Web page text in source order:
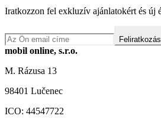
Iratkozzon fel exkluzív ajánlatokért és új
Feliratkozás
mobil online, s.r.o.
M. Rázusa 13
98401 Lučenec
ICO: 44547722